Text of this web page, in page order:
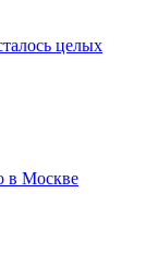
целых
в Москве